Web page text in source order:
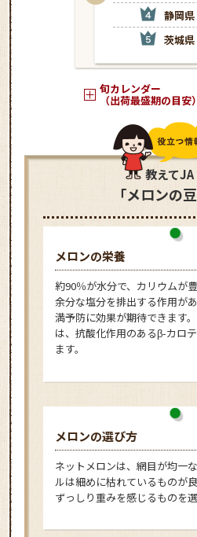
静岡県
茨城県
旬カレンダー
（出荷最盛期の目安
教えてJA
「メロンの
メロンの栄養
約90％が水分で、カリウムが
余分な塩分を排出する作用が
満予防に効果が期待できます
は、抗酸化作用のあるβ-カロ
ます。
メロンの選び方
ネットメロンは、網目が均一
ルは細めに枯れているものが
ずっしり重みを感じるものを選